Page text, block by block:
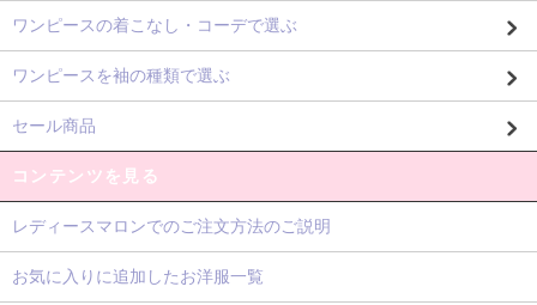
ワンピースの着こなし・コーデで選ぶ
ワンピースを袖の種類で選ぶ
セール商品
コンテンツを見る
レディースマロンでのご注文方法のご説明
お気に入りに追加したお洋服一覧